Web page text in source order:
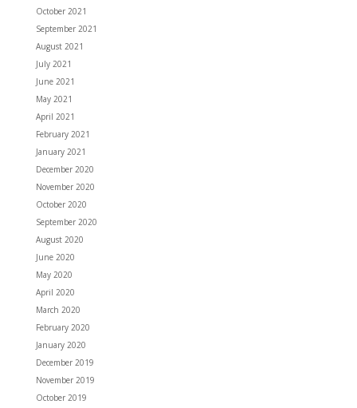
October 2021
September 2021
August 2021
July 2021
June 2021
May 2021
April 2021
February 2021
January 2021
December 2020
November 2020
October 2020
September 2020
August 2020
June 2020
May 2020
April 2020
March 2020
February 2020
January 2020
December 2019
November 2019
October 2019